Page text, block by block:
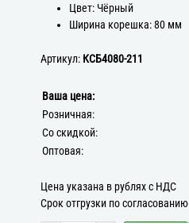
Цвет: Чёрный
Ширина корешка: 80 мм
Артикул: КСБ4080-211
Ваша цена:
Розничная:
Со скидкой:
Оптовая:
Цена указана в рублях с НДС
Срок отгрузки по согласованию